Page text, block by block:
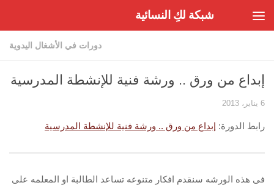
شبكة لكِ النسائية
دورات في الأشغال اليدوية
إبداع من ورق .. ورشة فنية للإنشطة المدرسية
6 يناير، 2013
رابط الدورة: إبداع من ورق .. ورشة فنية للإنشطة المدرسية
فى هذه الورشه سنقدم افكار متنوعه تساعد الطالبة او المعلمه على